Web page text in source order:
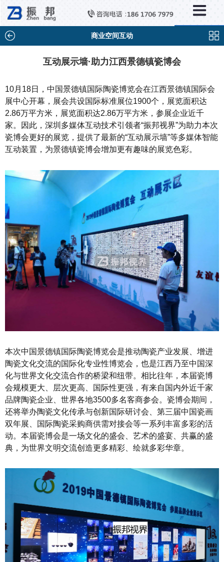
商业空间互动
互动展示墙·助力江西景德镇瓷博会
10月18日，中国景德镇国际陶瓷博览会在江西景德镇国际会
展中心开幕，展会共设国际标准展位1900个，展览面积达
2.86万平方米，展览面积达2.86万平方米，参展企业近千
家。因此，深圳多媒体互动技术引领者“振邦视界”为助力本次
瓷博会更好的展览，提供了最新的“互动展示墙”等多媒体智能
互动装置，为景德镇瓷博会增加更有趣味的展览色彩。
本次中国景德镇国际陶瓷博览会是推动陶瓷产业发展、增进
陶瓷文化交流的国际化专业性博览会，也是江西乃至中国深
化与世界文化交流合作的桥梁和纽带。相比往年，本届瓷博
会规模更大、层次更高、国际性更强，有来自国内外近千家
品牌陶瓷企业、世界各地3500多名客商参会。瓷博会期间，
还将举办陶瓷文化传承与创新国际研讨会、第三届中国瓷画
双年展、国际陶瓷采购商供需对接会等一系列丰富多彩的活
动。本届瓷博会是一场文化的盛会、艺术的盛宴、共赢的盛
典，为世界文明交流创造更多精彩、绘就多彩华章。
新闻中心
×
公司新闻
行业新闻
问题解答
百科知识